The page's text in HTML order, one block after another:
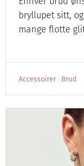
bryllupet sitt,
mange flotte
Accessoirer Brud